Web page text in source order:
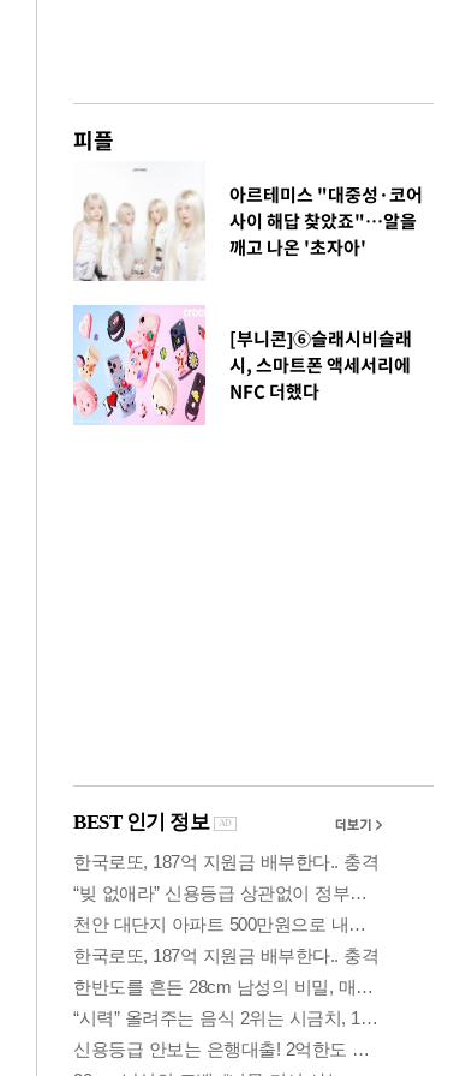
폭염으로 멈춘 프로야구… 발걸음 돌리는 팬들
이 대통령, '청
피플
아르테미스 "대중성·코어
사이 해답 찾았죠"…알을
깨고 나온 '초자아'
[부니콘]⑥슬래시비슬래
시, 스마트폰 액세서리에
NFC 더했다